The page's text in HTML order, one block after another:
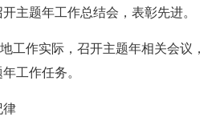
主题年工作总结会，表彰先进。
工作实际，召开主题年相关会议，
工作任务。
律